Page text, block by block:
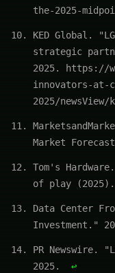
the-2025-
KED Global.
strategic
2025. https://
innovators-at-
2025/newsView/
Market
Tom's
of play
Data Center
Investment."
PR Newswire.
2025.
↩